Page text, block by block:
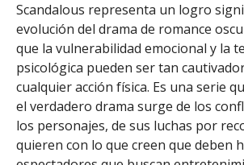
Scandalous representa un logro
evolución del drama de romance
que la vulnerabilidad emocional y la
psicológica pueden ser tan
cualquier acción física. Es una serie
el verdadero drama surge de los
los personajes, de sus luchas por
quieren con lo que creen que deben